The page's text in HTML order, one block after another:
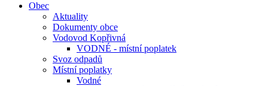
Obec
Aktuality
Dokumenty obce
Vodovod Kopřivná
VODNÉ - místní poplatek
Svoz odpadů
Místní poplatky
Vodné